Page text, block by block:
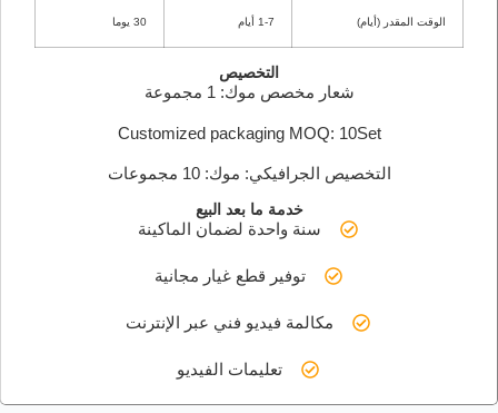
الوقت المقدر (أيام) 1-7 أيام 30 يوما
التخصيص
شعار مخصص موك: 1 مجموعة
Customized packaging MOQ: 10Set
التخصيص الجرافيكي: موك: 10 مجموعات
خدمة ما بعد البيع
سنة واحدة لضمان الماكينة
توفير قطع غيار مجانية
مكالمة فيديو فني عبر الإنترنت
تعليمات الفيديو